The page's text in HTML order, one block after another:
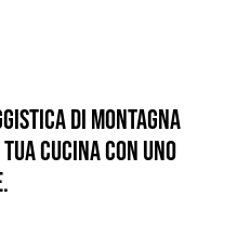
di montagna
cucina con uno